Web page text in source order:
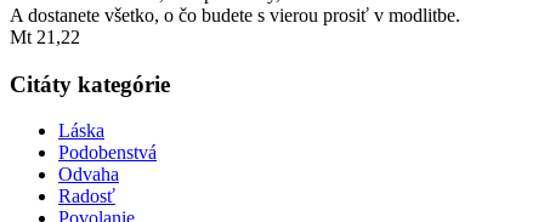
A dostanete všetko, o čo budete s vierou prosiť v modlitbe.
Mt 21,22
Citáty kategórie
Láska
Podobenstvá
Odvaha
Radosť